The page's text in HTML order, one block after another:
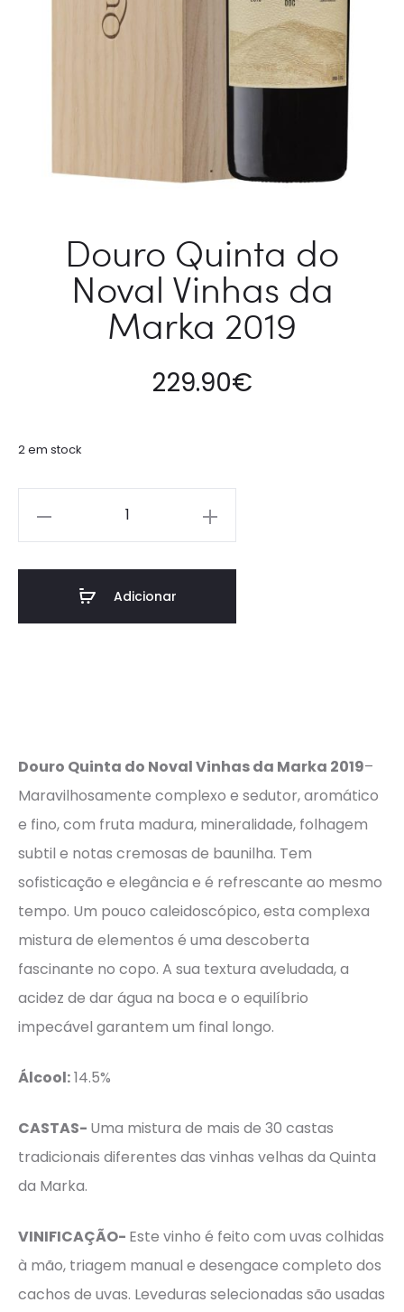
Douro Quinta do
Noval Vinhas da
Marka 2019
229.90€
2 em stock
Adicionar
Douro Quinta do Noval Vinhas da Marka 2019–
Maravilhosamente complexo e sedutor, aromático
e fino, com fruta madura, mineralidade, folhagem
subtil e notas cremosas de baunilha. Tem
sofisticação e elegância e é refrescante ao mesmo
tempo. Um pouco caleidoscópico, esta complexa
mistura de elementos é uma descoberta
fascinante no copo. A sua textura aveludada, a
acidez de dar água na boca e o equilíbrio
impecável garantem um final longo.
Álcool:14.5%
CASTAS- Uma mistura de mais de 30 castas
tradicionais diferentes das vinhas velhas da Quinta
da Marka.
VINIFICAÇÃO- Este vinho é feito com uvas colhidas
à mão, triagem manual e desengace completo dos
cachos de uvas. Leveduras selecionadas são usadas